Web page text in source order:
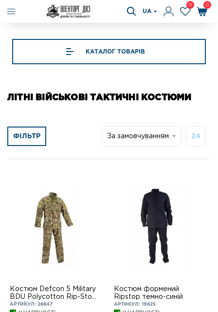
UA
0 0
КАТАЛОГ ТОВАРІВ
ЛІТНІ ВІЙСЬКОВІ ТАКТИЧНІ КОСТЮМИ
ФІЛЬТР За замовчуванням 24
Костюм Defcon 5 Military
BDU Polycotton Rip-Stop
Multiland
АРТИКУЛ: 28847
Костюм формений
Ripstop темно-синій
АРТИКУЛ: 19825